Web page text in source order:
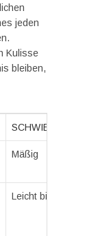
jeden
Kulisse
bleiben,
Mäßig
Leicht bis Mäßig